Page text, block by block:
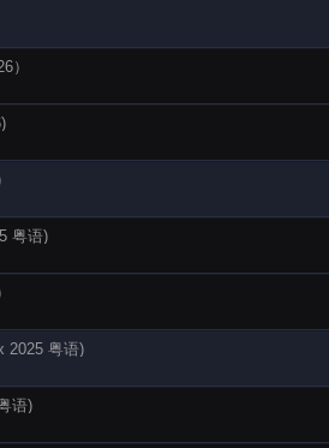
）
粤语)
2025 粤语)
语)